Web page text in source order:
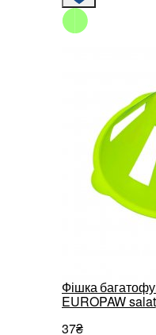
Фішка
EUROPAW salat
37₴